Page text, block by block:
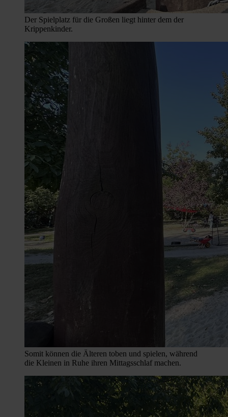
Der Spielplatz für die Großen liegt hinter dem der
Krippenkinder.
Somit können die Älteren toben und spielen, während
die Kleinen in Ruhe ihren Mittagsschlaf machen.